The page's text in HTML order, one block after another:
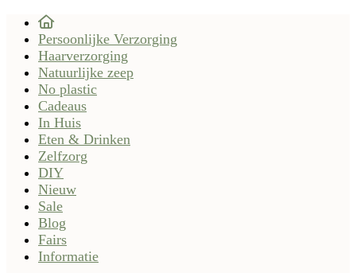
Persoonlijke Verzorging
Haarverzorging
Natuurlijke zeep
No plastic
Cadeaus
In Huis
Eten & Drinken
Zelfzorg
DIY
Nieuw
Sale
Blog
Fairs
Informatie